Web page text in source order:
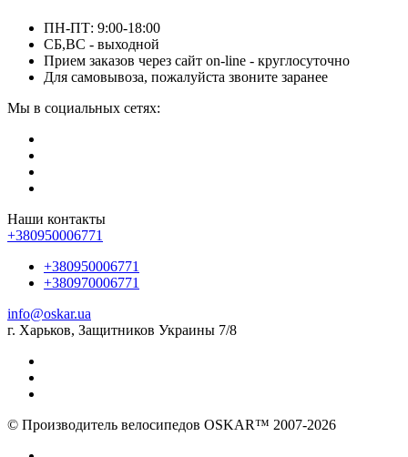
ПН-ПТ: 9:00-18:00
СБ,ВС - выходной
Прием заказов через сайт on-line - круглосуточно
Для самовывоза, пожалуйста звоните заранее
Мы в социальных сетях:
Наши контакты
+380950006771
+380950006771
+380970006771
info@oskar.ua
г. Харьков, Защитников Украины 7/8
© Производитель велосипедов OSKAR™ 2007-2026